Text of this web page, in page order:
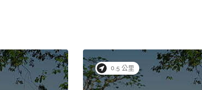
0.5 公里